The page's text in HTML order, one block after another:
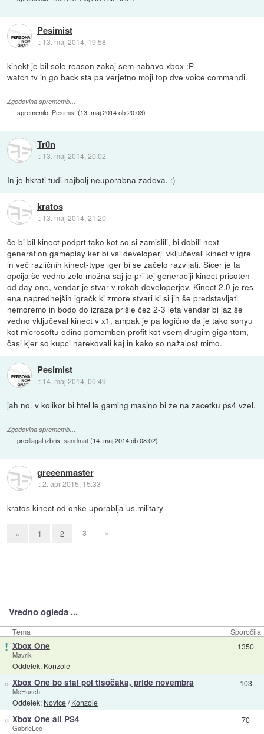
Pesimist
:: 13. maj 2014, 19:58
kinekt je bil sole reason zakaj sem nabavo xbox :P
watch tv in go back sta pa verjetno moji top dve voice commandi.
Zgodovina sprememb…
spremenilo: Pesimist(13. maj 2014 ob 20:03)
Tr0n
:: 13. maj 2014, 20:02
In je hkrati tudi najbolj neuporabna zadeva. :)
kratos
:: 13. maj 2014, 21:20
če bi bil kinect podprt tako kot so si zamislili, bi dobili next
generation gameplay ker bi vsi developerji vključevali kinect v igre
in več različnih kinect-type iger bi se začelo razvijati. Sicer je ta
opcija še vedno zelo možna saj je pri tej generaciji kinect prisoten
od day one, vendar je stvar v rokah developerjev. Kinect 2.0 je res
ena naprednejših igračk ki zmore stvari ki si jih še predstavljati
nemoremo in bodo do izraza prišle čez 2-3 leta vendar bi jaz še
vedno vključeval kinect v x1, ampak je pa logično da je tako sonyu
kot microsoftu edino pomemben profit kot vsem drugim gigantom,
časi kjer so kupci narekovali kaj in kako so nažalost mimo.
Pesimist
:: 14. maj 2014, 00:49
jah no. v kolikor bi htel le gaming masino bi ze na zacetku ps4 vzel.
Zgodovina sprememb…
predlagal izbris:sandmat(14. maj 2014 ob 08:02)
greeenmaster
::2. apr 2015, 15:33
kratos kinect od onke uporablja us.military
« 1 2 3 »
Vredno ogleda ...
Tema Sporočila
! Xbox One
Mavrik
Oddelek: Konzole
1350
» Xbox One bo stal pol tisočaka, pride novembra
McHusch
Oddelek: Novice/Konzole
103
» Xbox One ali PS4
GabrieLeo
70